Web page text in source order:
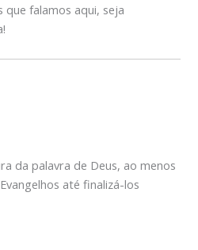
que falamos aqui, seja
da palavra de Deus, ao menos
até finalizá-los